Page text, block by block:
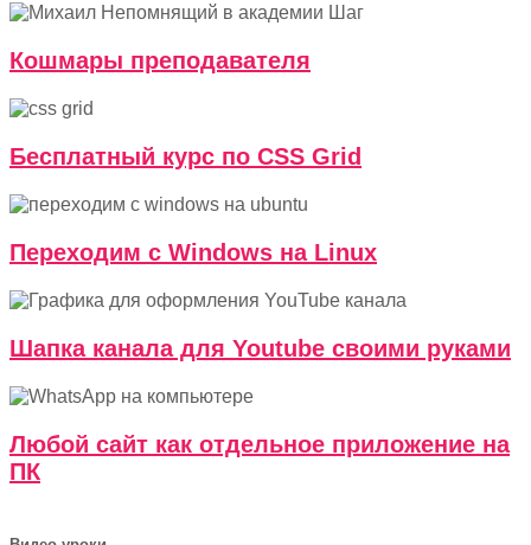
Кошмары преподавателя
Бесплатный курс по CSS Grid
Переходим с Windows на Linux
Шапка канала для Youtube своими руками
Любой сайт как отдельное приложение на
ПК